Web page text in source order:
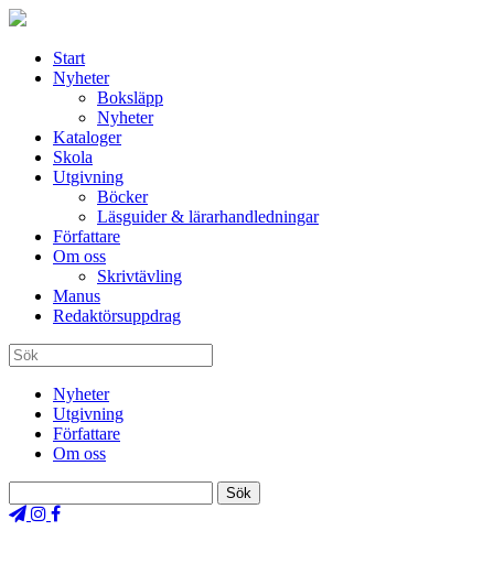
Start
Nyheter
Boksläpp
Nyheter
Kataloger
Skola
Utgivning
Böcker
Läsguider & lärarhandledningar
Författare
Om oss
Skrivtävling
Manus
Redaktörsuppdrag
Nyheter
Utgivning
Författare
Om oss